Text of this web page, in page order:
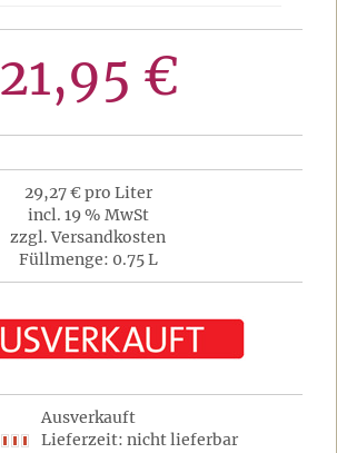
21,95 €
29,27 € pro Liter
incl. 19 % MwSt
zzgl. Versandkosten
Füllmenge: 0.75 L
Ausverkauft
Lieferzeit: nicht lieferbar